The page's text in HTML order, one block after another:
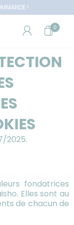
!
0
2025.
fondatrices
Elles sont au
de chacun de